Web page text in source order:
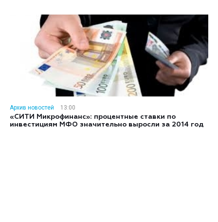
Архив новостей
13:00
«СИТИ Микрофинанс»: процентные ставки по
инвестициям МФО значительно выросли за 2014 год